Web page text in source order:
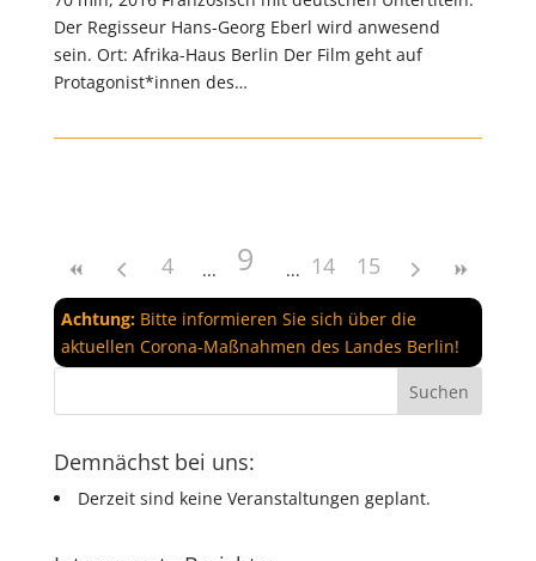
Der Regisseur Hans-Georg Eberl wird anwesend
sein. Ort: Afrika-Haus Berlin Der Film geht auf
Protagonist*innen des…
4 9 14 15
Achtung:Bitte informieren Sie sich über die
aktuellen Corona-Maßnahmen des Landes Berlin!
Demnächst bei uns:
Derzeit sind keine Veranstaltungen geplant.